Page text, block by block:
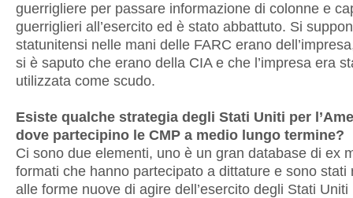
guerrigliere per passare informazione di colonne e
guerriglieri all’esercito ed è stato abbattuto. Si
statunitensi nelle mani delle FARC erano
si è saputo che erano della CIA e che l’impresa era
utilizzata come scudo.
Esiste qualche strategia degli Stati Uniti per
dove partecipino le CMP a medio lungo termine?
Ci sono due elementi, uno è un gran database di ex
formati che hanno partecipato a dittature e sono stati
alle forme nuove di agire dell’esercito degli Stati Uniti